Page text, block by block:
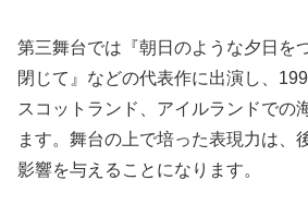
第三舞台では『朝日のような夕日を
閉じて』などの代表作に出演し、
スコットランド、アイルランドでの
ます。舞台の上で培った表現力は、
影響を与えることになります。